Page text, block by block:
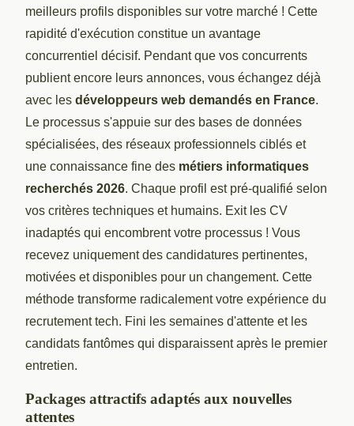
meilleurs profils disponibles sur votre marché ! Cette
rapidité d'exécution constitue un avantage
concurrentiel décisif. Pendant que vos concurrents
publient encore leurs annonces, vous échangez déjà
avec les développeurs web demandés en France.
Le processus s'appuie sur des bases de données
spécialisées, des réseaux professionnels ciblés et
une connaissance fine des métiers informatiques
recherchés 2026. Chaque profil est pré-qualifié selon
vos critères techniques et humains. Exit les CV
inadaptés qui encombrent votre processus ! Vous
recevez uniquement des candidatures pertinentes,
motivées et disponibles pour un changement. Cette
méthode transforme radicalement votre expérience du
recrutement tech. Fini les semaines d'attente et les
candidats fantômes qui disparaissent après le premier
entretien.
Packages attractifs adaptés aux nouvelles
attentes